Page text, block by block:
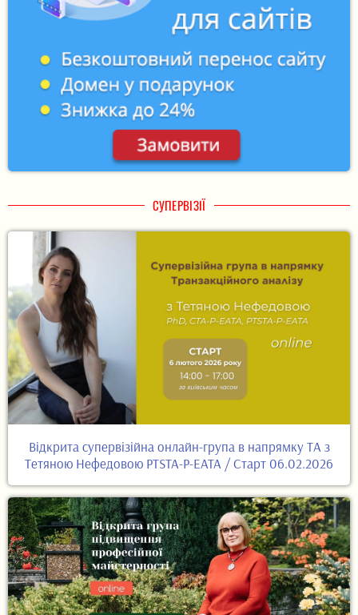
СУПЕРВІЗІЇ
Відкрита супервізійна онлайн-група в напрямку ТА з
Тетяною Нефедовою PTSTA-P-EATA / Старт 06.02.2026